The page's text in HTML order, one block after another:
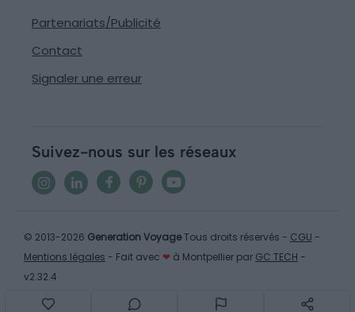
Partenariats/Publicité
Contact
Signaler une erreur
Suivez-nous sur les réseaux
© 2013-2026 Generation VoyageTous droits réservés - CGU -
Mentions légales - Fait avec ❤ à Montpellier par GC TECH -
v2.32.4